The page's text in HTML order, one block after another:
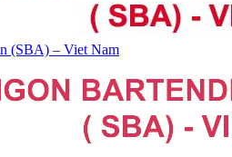
(SBA) – Viet Nam